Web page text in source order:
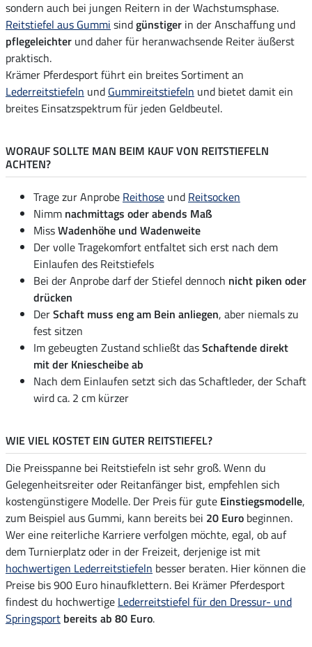
sondern auch bei jungen Reitern in der Wachstumsphase.
Reitstiefel aus Gummi sindgünstiger in der Anschaffung und
pflegeleichter und daher für heranwachsende Reiter äußerst
praktisch.
Krämer Pferdesport führt ein breites Sortiment an
Lederreitstiefeln und Gummireitstiefeln und bietet damit ein
breites Einsatzspektrum für jeden Geldbeutel.
WORAUF SOLLTE MAN BEIM KAUF VON REITSTIEFELN
ACHTEN?
Trage zur Anprobe Reithose und Reitsocken
Nimm nachmittags oder abends Maß
MissWadenhöhe und Wadenweite
Der volle Tragekomfort entfaltet sich erst nach dem
Einlaufen des Reitstiefels
Bei der Anprobe darf der Stiefel dennoch nicht piken oder
drücken
DerSchaft muss eng am Bein anliegen, aber niemals zu
fest sitzen
Im gebeugten Zustand schließt dasSchaftende direkt
mit der Kniescheibe ab
Nach dem Einlaufen setzt sich das Schaftleder, der Schaft
wird ca. 2 cm kürzer
WIE VIEL KOSTET EIN GUTER REITSTIEFEL?
Die Preisspanne bei Reitstiefeln ist sehr groß. Wenn du
Gelegenheitsreiter oder Reitanfänger bist, empfehlen sich
kostengünstigere Modelle. Der Preis für gute Einstiegsmodelle,
zum Beispiel aus Gummi, kann bereits bei 20 Euro beginnen.
Wer eine reiterliche Karriere verfolgen möchte, egal, ob auf
dem Turnierplatz oder in der Freizeit, derjenige ist mit
hochwertigen Lederreitstiefeln besser beraten. Hier können die
Preise bis 900 Euro hinaufklettern. Bei Krämer Pferdesport
findest du hochwertige Lederreitstiefel für den Dressur- und
Springsport bereits ab 80 Euro.